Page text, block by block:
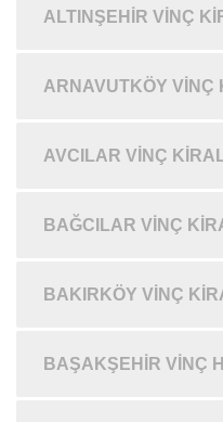
ALTINŞEHIR VINÇ
ARNAVUTKÖY VINÇ
AVCILAR VINÇ
BAĞCILAR VINÇ
BAKIRKÖY VINÇ
BAŞAKŞEHIR VINÇ